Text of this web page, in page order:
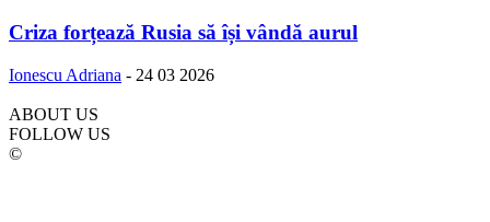
Criza forțează Rusia să își vândă aurul
Ionescu Adriana - 24 03 2026
ABOUT US
FOLLOW US
©